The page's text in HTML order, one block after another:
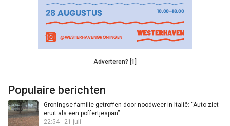
Adverteren? [1]
Populaire berichten
Groningse familie getroffen door noodweer in Italië: “Auto ziet
eruit als een poffertjespan”
22:54 - 21 juli